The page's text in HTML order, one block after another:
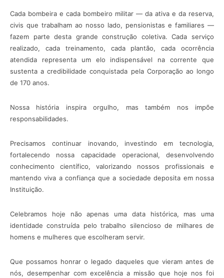
Cada bombeira e cada bombeiro militar — da ativa e da reserva,
civis que trabalham ao nosso lado, pensionistas e familiares —
fazem parte desta grande construção coletiva. Cada serviço
realizado, cada treinamento, cada plantão, cada ocorrência
atendida representa um elo indispensável na corrente que
sustenta a credibilidade conquistada pela Corporação ao longo
de 170 anos.
Nossa história inspira orgulho, mas também nos impõe
responsabilidades.
Precisamos continuar inovando, investindo em tecnologia,
fortalecendo nossa capacidade operacional, desenvolvendo
conhecimento científico, valorizando nossos profissionais e
mantendo viva a confiança que a sociedade deposita em nossa
Instituição.
Celebramos hoje não apenas uma data histórica, mas uma
identidade construída pelo trabalho silencioso de milhares de
homens e mulheres que escolheram servir.
Que possamos honrar o legado daqueles que vieram antes de
nós, desempenhar com excelência a missão que hoje nos foi